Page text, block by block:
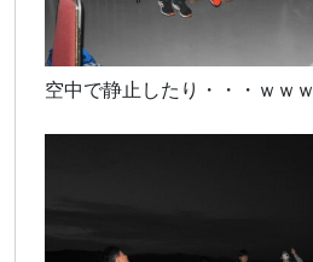
空中で静止したり・・・ｗｗｗ